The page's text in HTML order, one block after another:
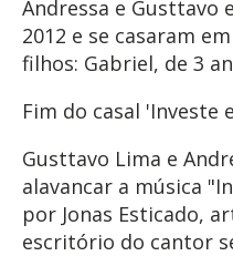
Andressa e Gusttavo
2012 e se casaram
filhos: Gabriel, de 3
Fim do casal 'Investe
Gusttavo Lima e
alavancar a música
por Jonas Esticado,
escritório do cantor